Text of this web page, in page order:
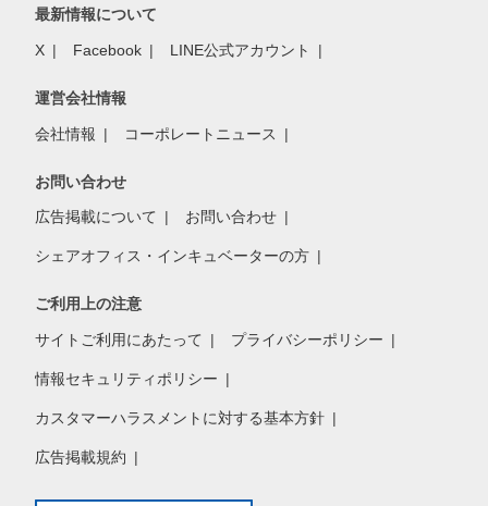
最新情報について
X Facebook LINE公式アカウント
運営会社情報
会社情報 コーポレートニュース
お問い合わせ
広告掲載について お問い合わせ
シェアオフィス・インキュベーターの方
ご利用上の注意
サイトご利用にあたって プライバシーポリシー
情報セキュリティポリシー
カスタマーハラスメントに対する基本方針
広告掲載規約